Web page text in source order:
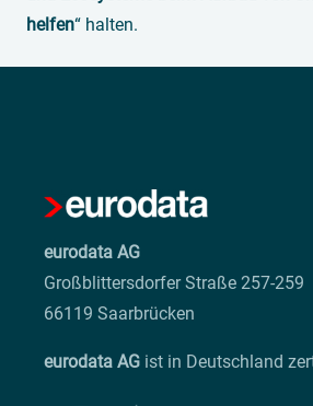
helfen“ halten.
eurodata AG
Großblittersdorfer Straße 257-259
66119 Saarbrücken
eurodata AG ist in Deutschland